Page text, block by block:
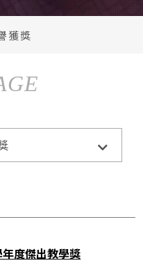
獲獎
度傑出教學獎